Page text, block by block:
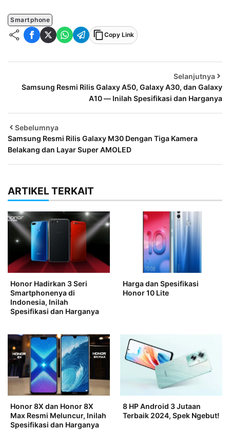
Smartphone
Copy Link
Sebelumnya
Samsung Resmi Rilis Galaxy M30 Dengan Tiga Kamera
Belakang dan Layar Super AMOLED
Selanjutnya
Samsung Resmi Rilis Galaxy A50, Galaxy A30, dan Galaxy
A10 — Inilah Spesifikasi dan Harganya
ARTIKEL TERKAIT
Honor Hadirkan 3 Seri
Smartphonenya di
Indonesia, Inilah
Spesifikasi dan Harganya
Harga dan Spesifikasi
Honor 10 Lite
Honor 8X dan Honor 8X
Max Resmi Meluncur, Inilah
Spesifikasi dan Harganya
8 HP Android 3 Jutaan
Terbaik 2024, Spek Ngebut!